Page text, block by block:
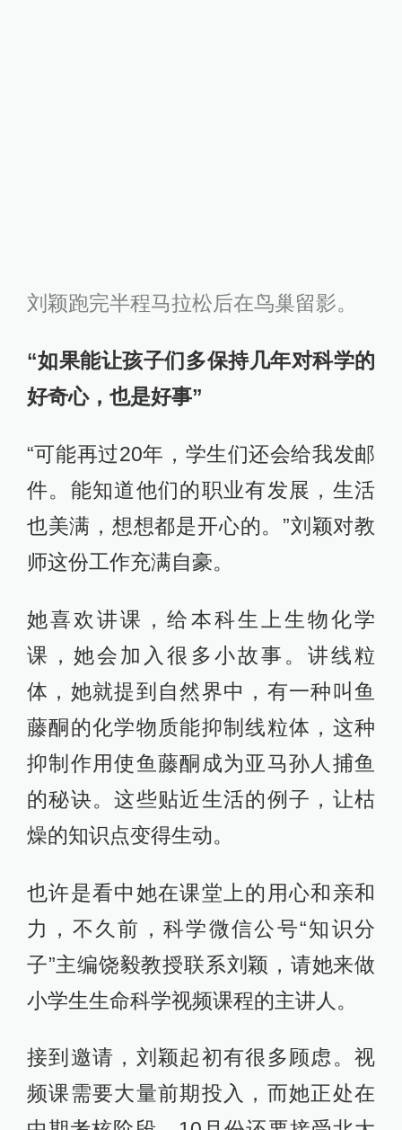
刘颖跑完半程马拉松后在鸟巢留影。
“如果能让孩子们多保持几年对科学的
好奇心，也是好事”
“可能再过20年，学生们还会给我发邮
件。能知道他们的职业有发展，生活
也美满，想想都是开心的。”刘颖对教
师这份工作充满自豪。
她喜欢讲课，给本科生上生物化学
课，她会加入很多小故事。讲线粒
体，她就提到自然界中，有一种叫鱼
藤酮的化学物质能抑制线粒体，这种
抑制作用使鱼藤酮成为亚马孙人捕鱼
的秘诀。这些贴近生活的例子，让枯
燥的知识点变得生动。
也许是看中她在课堂上的用心和亲和
力，不久前，科学微信公号“知识分
子”主编饶毅教授联系刘颖，请她来做
小学生生命科学视频课程的主讲人。
接到邀请，刘颖起初有很多顾虑。视
频课需要大量前期投入，而她正处在